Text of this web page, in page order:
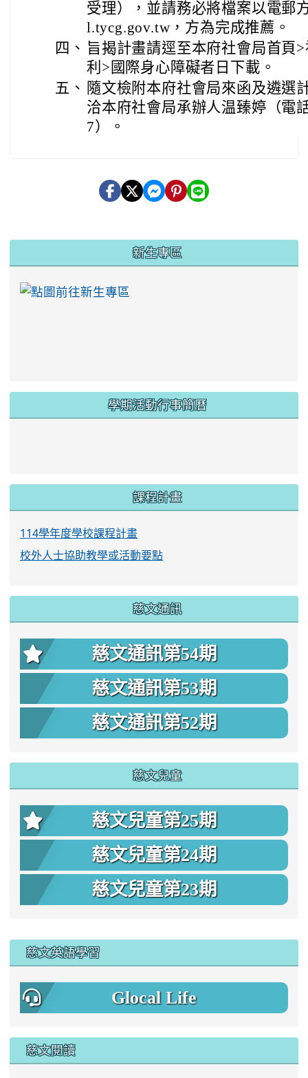
受理），並請務必將檔案以電郵
l.tycg.gov.tw，方為完成推薦。
四、 旨揭計畫請逕至本府社會局首頁
利>國際身心障礙者日下載。
五、 隨文檢附本府社會局來函及遴選
洽本府社會局承辦人温臻婷（電
7）。
新生專區
學期活動行事簡曆
課程計畫
114學年度學校課程計畫
校外人士協助教學或活動要點
慈文通訊
慈文通訊第54期
慈文通訊第53期
慈文通訊第52期
慈文兒童
慈文兒童第25期
慈文兒童第24期
慈文兒童第23期
慈文英語學習
Glocal Life
慈文閱讀